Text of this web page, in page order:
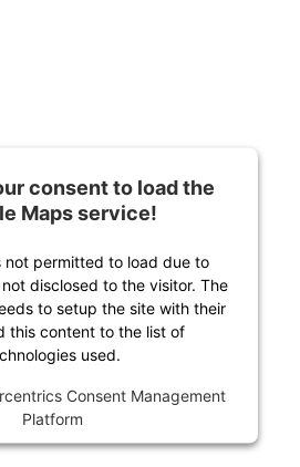
consent to load the
Maps service!
not permitted to load due to
disclosed to the visitor. The
to setup the site with their
this content to the list of
used.
Consent Management
Platform